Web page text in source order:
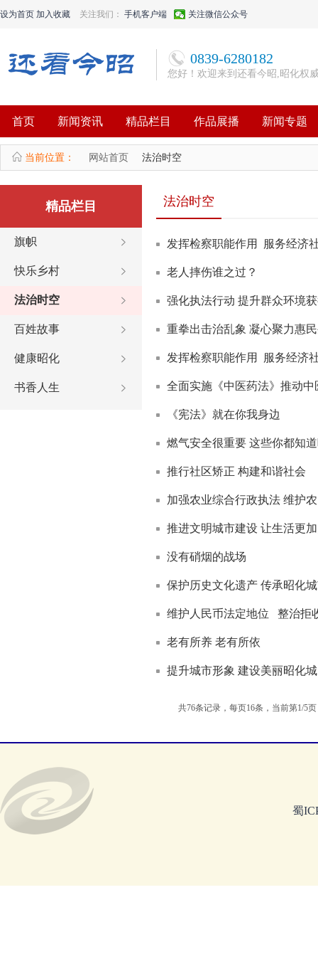
设为首页 加入收藏 关注我们： 手机客户端 关注微信公众号
0839-6280182
您好！欢迎来到还看今昭,昭化权
首页 新闻资讯 精品栏目 作品展播 新闻专题
当前位置： 网站首页 法治时空
精品栏目
旗帜
快乐乡村
法治时空
百姓故事
健康昭化
书香人生
法治时空
发挥检察职能作用 服务经济
老人摔伤谁之过？
强化执法行动 提升群众环境
重拳出击治乱象 凝心聚力惠
发挥检察职能作用 服务经济
全面实施《中医药法》推动
《宪法》就在你我身边
燃气安全很重要 这些你都知
推行社区矫正 构建和谐社会
加强农业综合行政执法 维护
推进文明城市建设 让生活更
没有硝烟的战场
保护历史文化遗产 传承昭化
维护人民币法定地位 整治拒
老有所养 老有所依
提升城市形象 建设美丽昭化城
共76条记录，每页16条，当前第1/5
蜀